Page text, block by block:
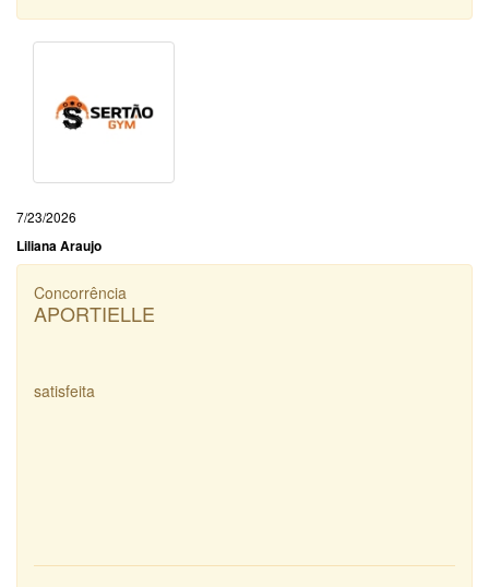
7/23/2026
Liliana Araujo
Concorrência
APORTIELLE
satisfeita